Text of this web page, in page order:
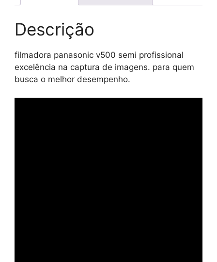
para
busca
melhor
desempenho.
quantidade
Descrição
filmadora panasonic v500 semi profissional
excelência na captura de imagens. para quem
busca o melhor desempenho.